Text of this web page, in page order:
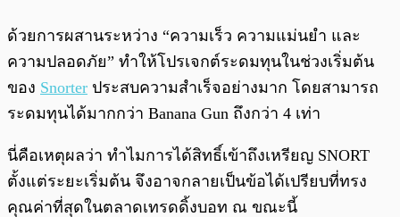
ด้วยการผสานระหว่าง “ความเร็ว ความแม่นยำ และ
ความปลอดภัย” ทำให้โปรเจกต์ระดมทุนในช่วงเริ่มต้น
ของ Snorter ประสบความสำเร็จอย่างมาก โดยสามารถ
ระดมทุนได้มากกว่า Banana Gun ถึงกว่า 4 เท่า
นี่คือเหตุผลว่า ทำไมการได้สิทธิ์เข้าถึงเหรียญ SNORT
ตั้งแต่ระยะเริ่มต้น จึงอาจกลายเป็นข้อได้เปรียบที่ทรง
คุณค่าที่สุดในตลาดเทรดดิ้งบอท ณ ขณะนี้